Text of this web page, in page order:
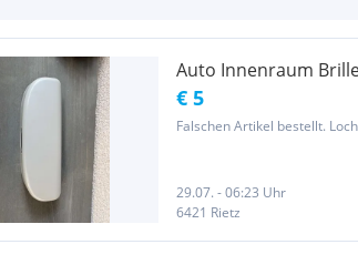
Auto Innenraum
€ 5
Falschen Artikel bestellt.
29.07. - 06:23 Uhr
6421 Rietz